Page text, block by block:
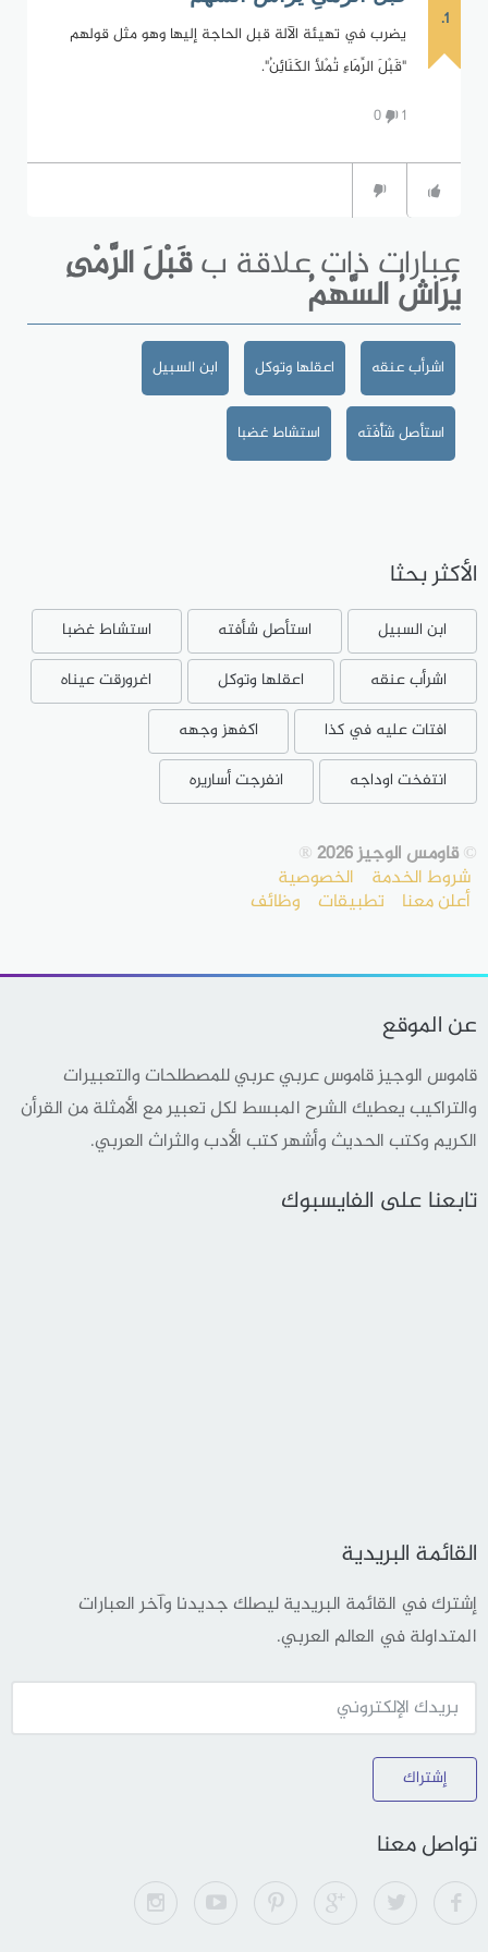
1.
يضرب في تهيئة الآلة قبل الحاجة إليها وهو مثل قولهم
"قَبْلَ الرِّمَاءِ تُمْلأ الكَنَائِنُ".
1
0
عبارات ذات علاقة بقَبْلَ الرَّمْىِ
يُرَاشُ السَّهْمُ
اشرأب عنقه اعقلها وتوكل ابن السبيل
استأصل شَأْفَتَه استشاط غضبا
الأكثر بحثا
ابن السبيل استأصل شأفته
استشاط غضبا
اشرأب عنقه
اعقلها وتوكل
اغرورقت عيناه
افتات عليه في كذا
اكفهز وجهه
انتفخت اوداجه
انفرجت أساريره
©قاومس الوجيز 2026 ®
شروط الخدمة الخصوصية
أعلن معنا تطبيقات وظائف
عن الموقع
قاموس الوجيز قاموس عربي عربي للمصطلحات والتعبيرات
والتراكيب يعطيك الشرح المبسط لكل تعبير مع الأمثلة من القرأن
الكريم وكتب الحديث وأشهر كتب الأدب والثراث العربي.
تابعنا على الفايسبوك
القائمة البريدية
إشترك في القائمة البريدية ليصلك جديدنا وآخر العبارات
المتداولة في العالم العربي.
إشتراك
تواصل معنا